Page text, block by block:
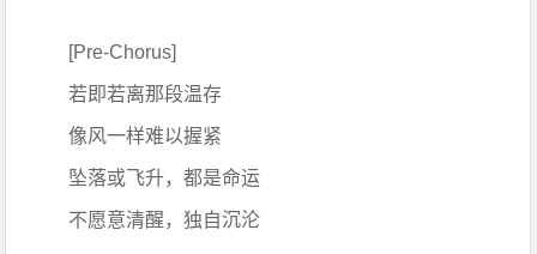
[Pre-Chorus]
若即若离那段温存
像风一样难以握紧
坠落或飞升，都是命运
不愿意清醒，独自沉沦